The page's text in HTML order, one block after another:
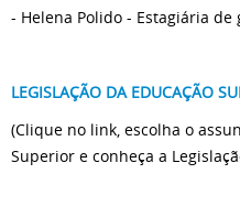
- Helena Polido - Estagiária de
LEGISLAÇÃO DA EDUCAÇÃO
(Clique no link, escolha o
Superior e conheça a